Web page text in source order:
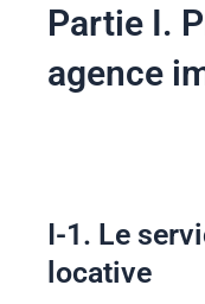
Partie I.
agence
I-1. Le
locative